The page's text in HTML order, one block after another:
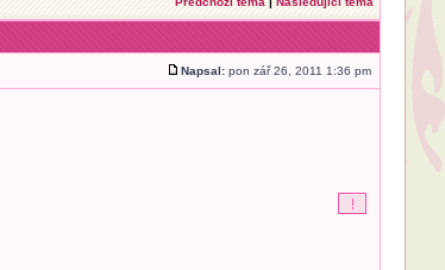
Napsal:pon zář 26, 2011 1:36 pm